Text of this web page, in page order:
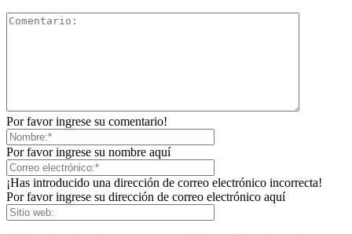
Por favor ingrese su comentario!
Por favor ingrese su nombre aquí
¡Has introducido una dirección de correo electrónico incorrecta!
Por favor ingrese su dirección de correo electrónico aquí